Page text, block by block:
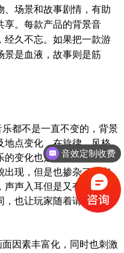
、场景和故事剧情，有助
享。每款产品的背景音
经久不忘。如果把一款游
景是血液，故事则是筋
都不是一直不变的，背景
地点变化，在旋律、风格
的变化也是在提醒玩家。
出现，但是也掺杂了现实
声入耳但是又有不一样
也让玩家随着请假的变
因素丰富化， 同时也刺激
音效定制收费